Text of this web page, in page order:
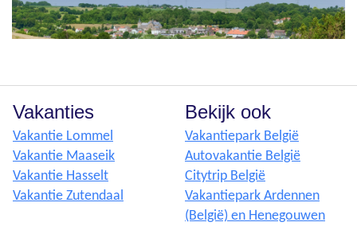
Vakanties
Vakantie Lommel
Vakantie Maaseik
Vakantie Hasselt
Vakantie Zutendaal
Bekijk ook
Vakantiepark België
Autovakantie België
Citytrip België
Vakantiepark Ardennen
(België) en Henegouwen